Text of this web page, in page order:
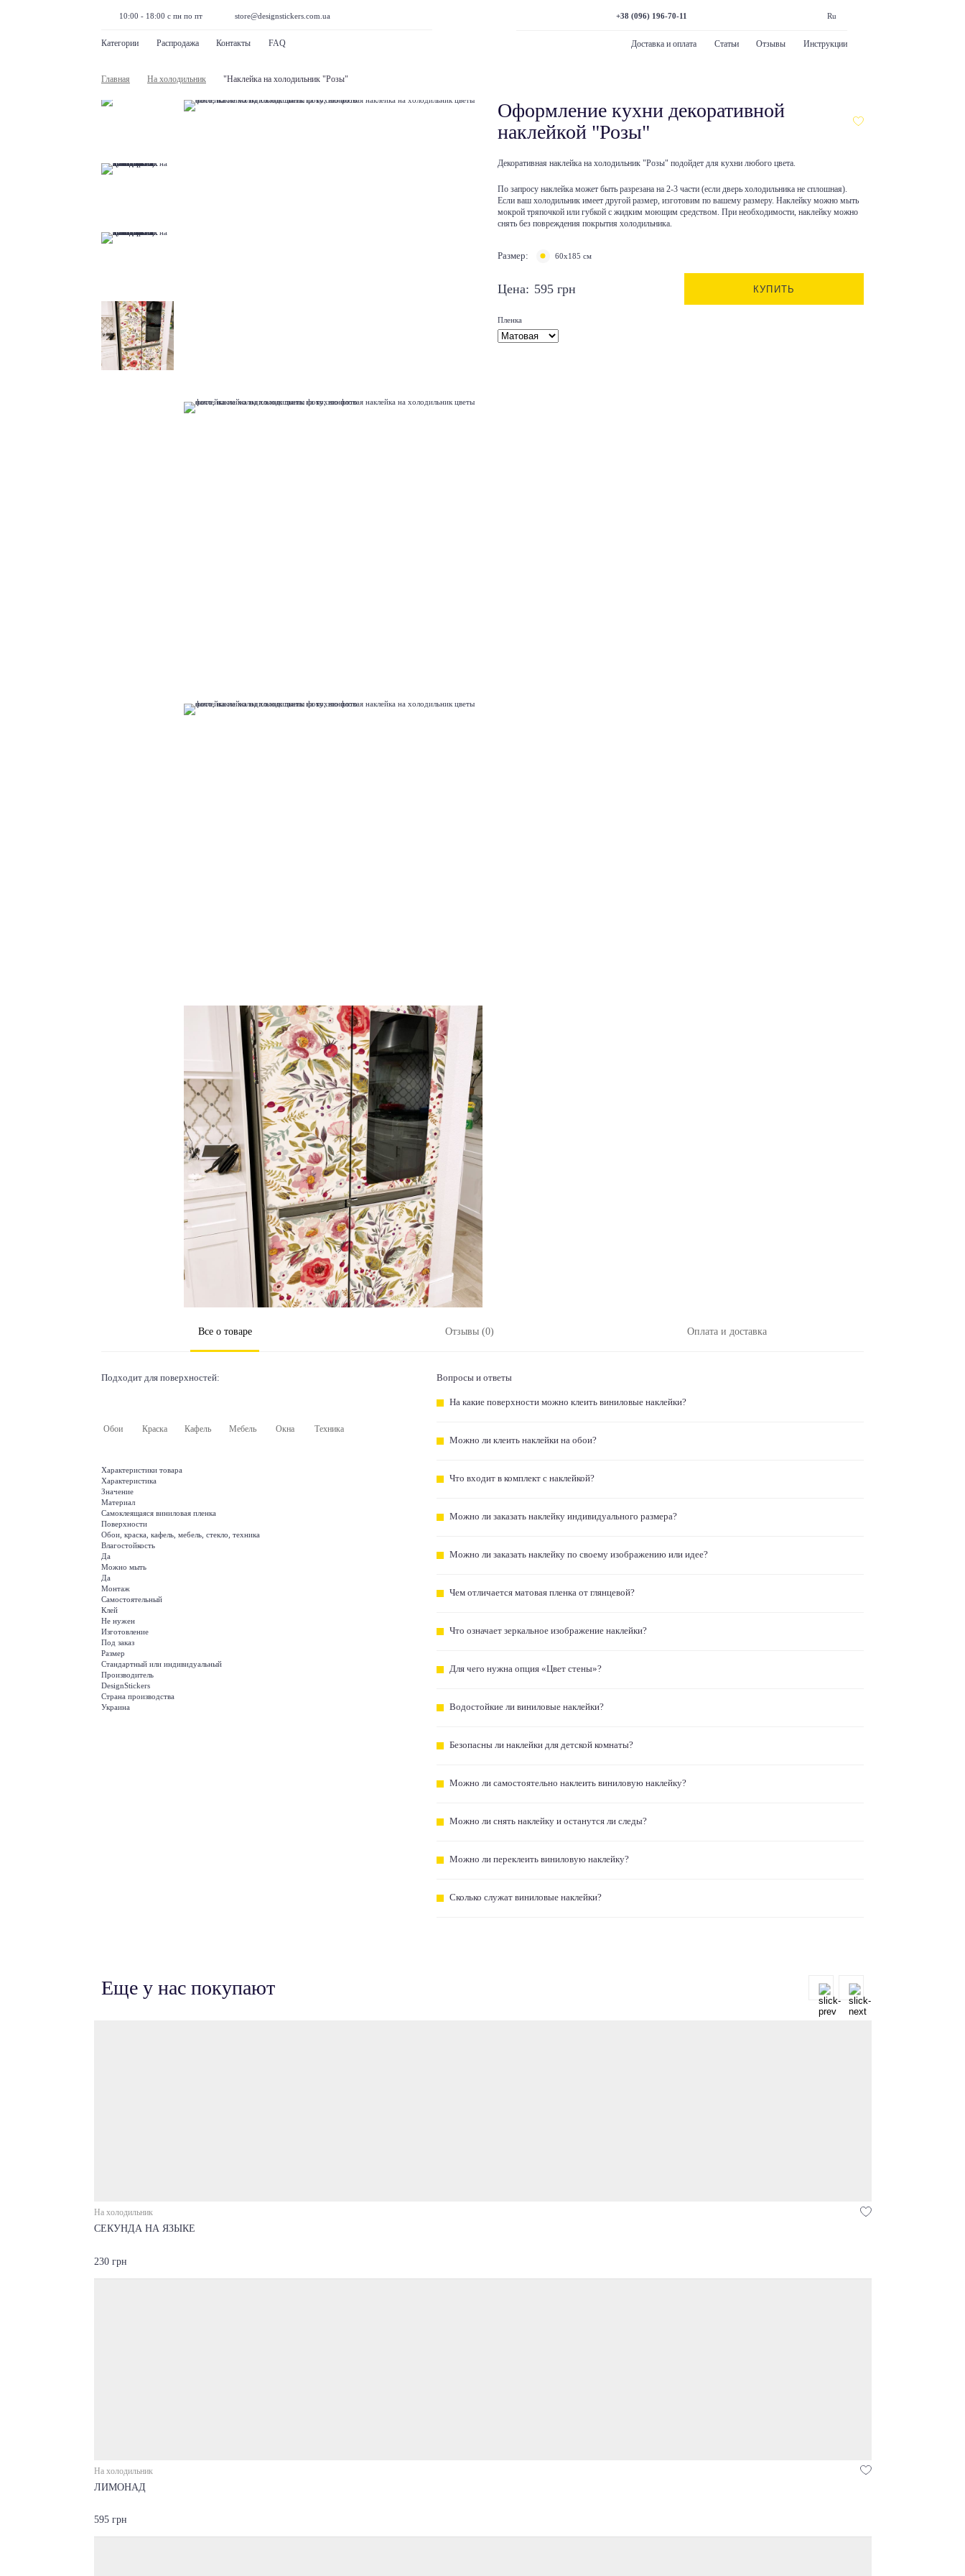
10:00 - 18:00 с пн по пт store@designstickers.com.ua
Категории Распродажа Контакты FAQ
+38 (096) 196-70-11 Ru
Доставка и оплата Статьи Отзывы Инструкции
Главная На холодильник "Наклейка на холодильник "Розы"
Оформление кухни декоративной
наклейкой "Розы"
Декоративная наклейка на холодильник "Розы" подойдет для кухни любого цвета.
По запросу наклейка может быть разрезана на 2-3 части (если дверь холодильника не сплошная).
Если ваш холодильник имеет другой размер, изготовим по вашему размеру. Наклейку можно мыть
мокрой тряпочкой или губкой с жидким моющим средством. При необходимости, наклейку можно
снять без повреждения покрытия холодильника.
Размер: 60x185 см
Цена: 595 грн КУПИТЬ
Пленка
Все о товаре Отзывы (0) Оплата и доставка
Подходит для поверхностей:
Обои Краска Кафель Мебель Окна Техника
Характеристики товара
Характеристика
Значение
Материал
Самоклеящаяся виниловая пленка
Поверхности
Обои, краска, кафель, мебель, стекло, техника
Влагостойкость
Да
Можно мыть
Да
Монтаж
Самостоятельный
Клей
Не нужен
Изготовление
Под заказ
Размер
Стандартный или индивидуальный
Производитель
DesignStickers
Страна производства
Украина
Вопросы и ответы
На какие поверхности можно клеить виниловые наклейки?
Можно ли клеить наклейки на обои?
Что входит в комплект с наклейкой?
Можно ли заказать наклейку индивидуального размера?
Можно ли заказать наклейку по своему изображению или идее?
Чем отличается матовая пленка от глянцевой?
Что означает зеркальное изображение наклейки?
Для чего нужна опция «Цвет стены»?
Водостойкие ли виниловые наклейки?
Безопасны ли наклейки для детской комнаты?
Можно ли самостоятельно наклеить виниловую наклейку?
Можно ли снять наклейку и останутся ли следы?
Можно ли переклеить виниловую наклейку?
Сколько служат виниловые наклейки?
Еще у нас покупают
На холодильник
СЕКУНДА НА ЯЗЫКЕ
230 грн
На холодильник
ЛИМОНАД
595 грн